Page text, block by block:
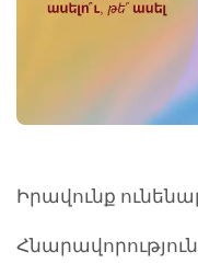
Իրավունք
Հնարավորություն